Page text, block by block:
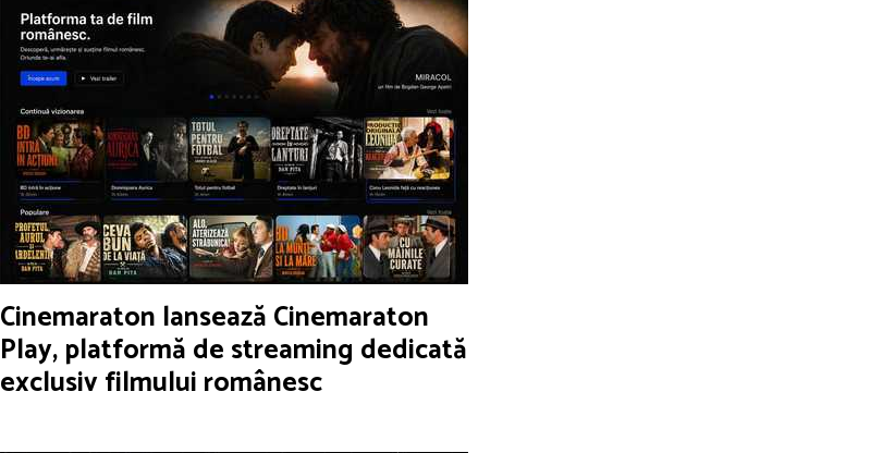
Cinemaraton lansează Cinemaraton
Play, platformă de streaming dedicată
exclusiv filmului românesc